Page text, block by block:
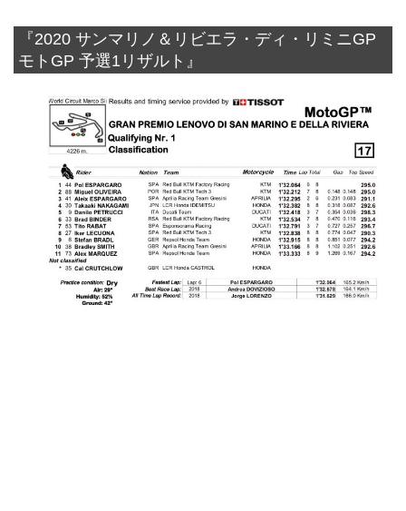
『2020 サンマリノ＆リビエラ・ディ・リミニGP
モトGP 予選1リザルト』